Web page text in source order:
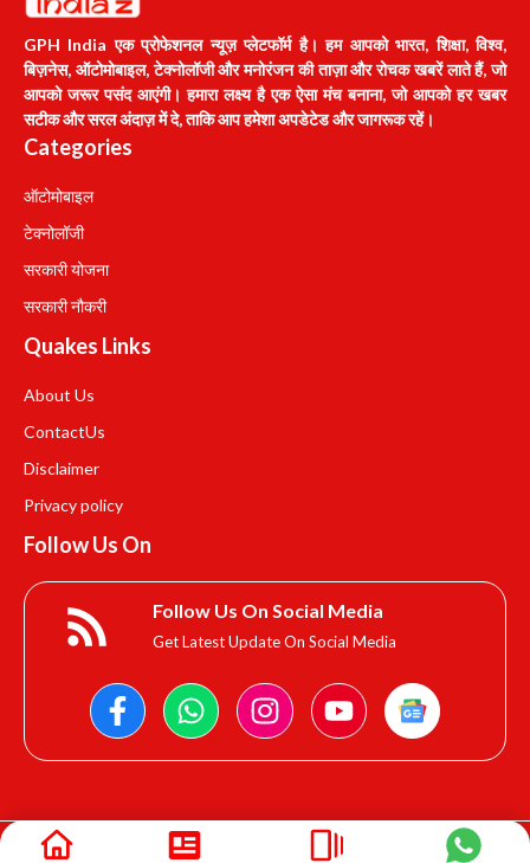
GPH India एक प्रोफेशनल न्यूज़ प्लेटफॉर्म है। हम आपको भारत, शिक्षा, विश्व,
बिज़नेस, ऑटोमोबाइल, टेक्नोलॉजी और मनोरंजन की ताज़ा और रोचक खबरें लाते हैं, जो
आपको जरूर पसंद आएंगी। हमारा लक्ष्य है एक ऐसा मंच बनाना, जो आपको हर खबर
सटीक और सरल अंदाज़ में दे, ताकि आप हमेशा अपडेटेड और जागरूक रहें।
Categories
ऑटोमोबाइल
टेक्नोलॉजी
सरकारी योजना
सरकारी नौकरी
Quakes Links
About Us
ContactUs
Disclaimer
Privacy policy
Follow Us On
Follow Us On Social Media
Get Latest Update On Social Media
© 2025 Gphindia.in • All rights reserved